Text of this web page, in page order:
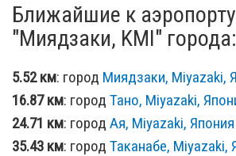
Ближайшие к аэропорту
"Миядзаки, KMI" города:
5.52 км: город Миядзаки, Miyazaki,
16.87 км: город Тано, Miyazaki,
24.71 км: город Ая, Miyazaki, Япония
35.43 км: город Таканабе, Miyazaki,